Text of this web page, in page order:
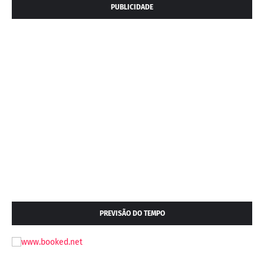
PUBLICIDADE
PREVISÃO DO TEMPO